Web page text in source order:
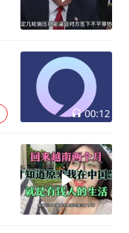
00:12